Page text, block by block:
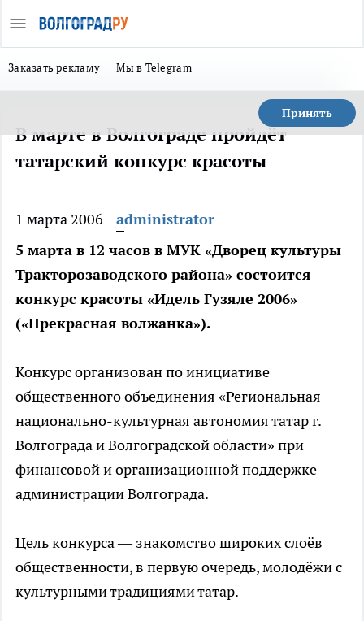
Заказать рекламу Мы в Telegram
Принять
В марте в Волгограде пройдёт
татарский конкурс красоты
1 марта 2006
administrator
5 марта в 12 часов в МУК «Дворец культуры
Тракторозаводского района» состоится
конкурс красоты «Идель Гузяле 2006»
(«Прекрасная волжанка»).
Конкурс организован по инициативе
общественного объединения «Региональная
национально-культурная автономия татар г.
Волгограда и Волгоградской области» при
финансовой и организационной поддержке
администрации Волгограда.
Цель конкурса — знакомство широких слоёв
общественности, в первую очередь, молодёжи с
культурными традициями татар.